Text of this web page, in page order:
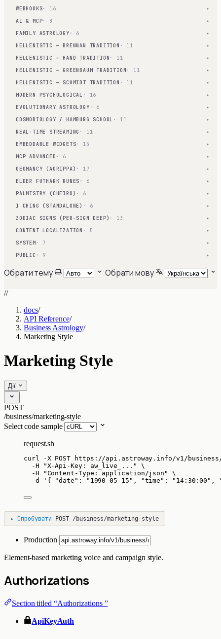
WEBHOOKS· 16 ▾
AI & MCP· 8 ▾
FAMILY ASTROLOGY · 6 ▾
HELLENISTIC — BRENNAN TRADITION · 11 ▾
HELLENISTIC — HAND TRADITION · 11 ▾
HELLENISTIC — GREENBAUM TRADITION · 11 ▾
HELLENISTIC — SCHMIDT TRADITION · 11 ▾
MODERN PSYCHOLOGICAL · 16 ▾
EVOLUTIONARY ASTROLOGY · 6 ▾
COSMOBIOLOGY / HAMBURG SCHOOL · 11 ▾
REAL-TIME STREAMING · 11 ▾
EMBEDDABLE WIDGETS· 15 ▾
MCP ADVANCED · 6 ▾
GEOMANCY (AGRIPPA) · 17 ▾
ELDER FUTHARK RUNES · 6 ▾
PALMISTRY (CHEIRO) · 6 ▾
I CHING (STANDALONE) · 6 ▾
ZODIAC SIGNS (PER-SIGN DEEP) · 13 ▾
CONTENT LOCALIZATION · 5 ▾
SYSTEM · 7 ▾
PUBLIC · 9 ▾
Обрати тему Обрати мову
//
docs/
API Reference/
Business Astrology/
Marketing Style
Marketing Style
Дії
POST
/business/marketing-style
Select code sample
request.sh
curl -X POST
https://api.astroway.info/v1/
-H
"X-Api-Key: aw_live_... "
\
-H
"Content-Type: application/json "
\
-d
' { "date": "1990-05-15", "time":
▸ Спробувати POST /business/marketing-style
Production
Element-based marketing voice and campaign style.
Authorizations
Section titled “Authorizations ”
ApiKeyAuth